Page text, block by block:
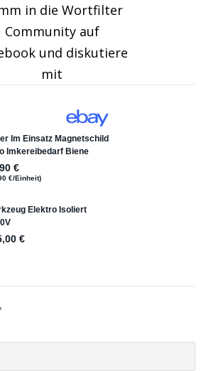
in die Wortfilter
Community auf
und diskutiere
mit